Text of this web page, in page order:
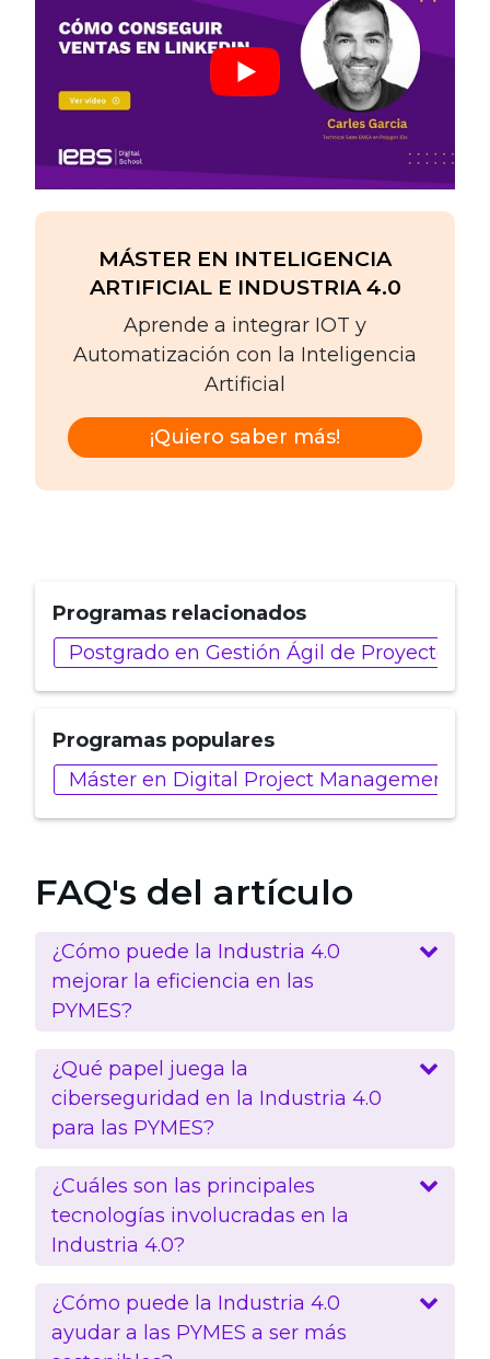
MÁSTER EN INTELIGENCIA
ARTIFICIAL E INDUSTRIA 4.0
Aprende a integrar IOT y
Automatización con la Inteligencia
Artificial
¡Quiero saber más!
Programas relacionados
Postgrado en Gestión Ágil de Proyectos
Programas populares
Máster en Digital Project Management
FAQ's del artículo
¿Cómo puede la Industria 4.0
mejorar la eficiencia en las
PYMES?
¿Qué papel juega la
ciberseguridad en la Industria 4.0
para las PYMES?
¿Cuáles son las principales
tecnologías involucradas en la
Industria 4.0?
¿Cómo puede la Industria 4.0
ayudar a las PYMES a ser más